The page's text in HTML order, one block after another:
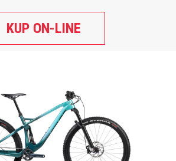
KUP ON-LINE